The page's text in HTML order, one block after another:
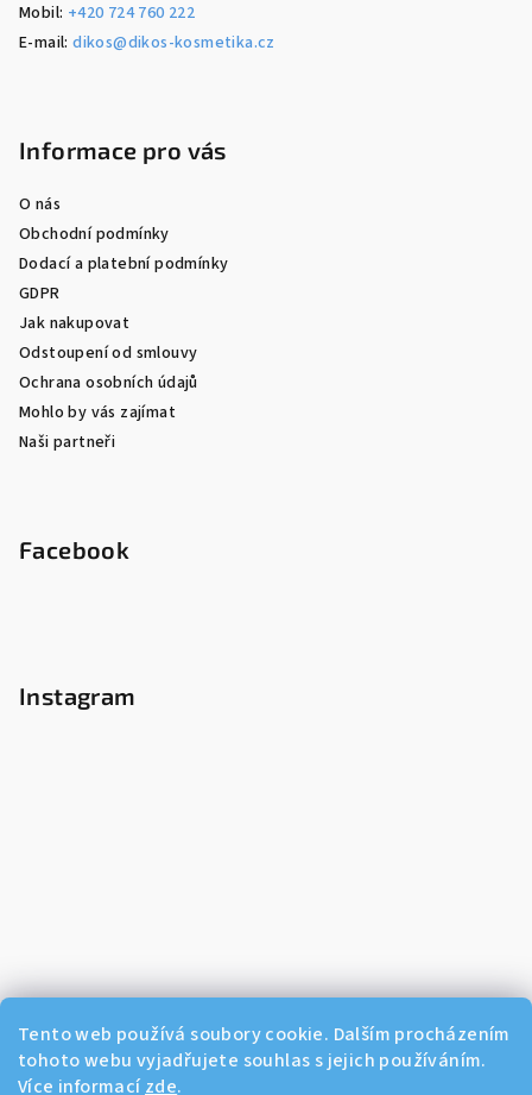
Tento web používá soubory cookie. Dalším procházením
tohoto webu vyjadřujete souhlas s jejich používáním.
Více informací zde.
Mobil: +420 724 760 222
E-mail:dikos@dikos-kosmetika.cz
Informace pro vás
O nás
Obchodní podmínky
Dodací a platební podmínky
GDPR
Jak nakupovat
Odstoupení od smlouvy
Ochrana osobních údajů
Mohlo by vás zajímat
Naši partneři
Facebook
Instagram